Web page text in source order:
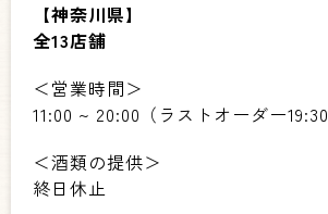
【神奈川県】
全13店舗
＜営業時間＞
11:00 ~ 20:00 （ラストオーダー19:30
＜酒類の提供＞
終日休止